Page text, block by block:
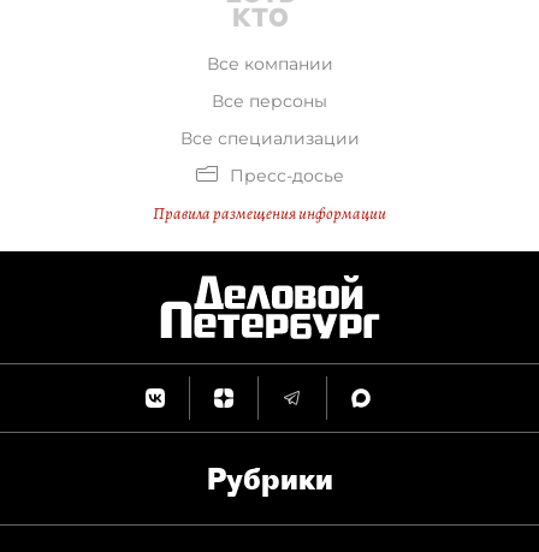
Все компании
Все персоны
Все специализации
Пресс-досье
Правила размещения информации
Рубрики